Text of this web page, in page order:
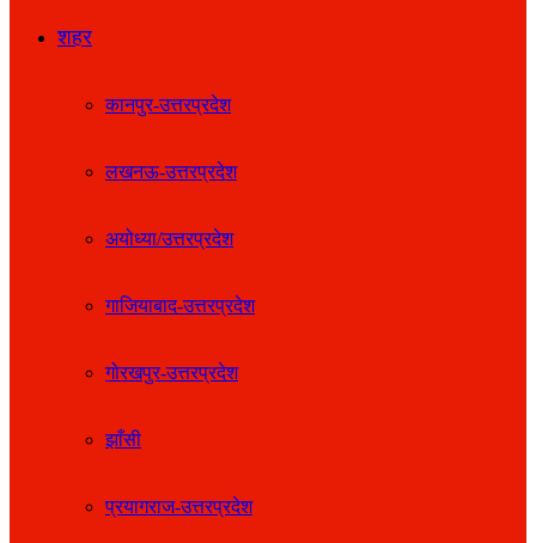
शहर
कानपुर-उत्तरप्रदेश
लखनऊ-उत्तरप्रदेश
अयोध्या/उत्तरप्रदेश
गाजियाबाद-उत्तरप्रदेश
गोरखपुर-उत्तरप्रदेश
झाँसी
प्रयागराज-उत्तरप्रदेश